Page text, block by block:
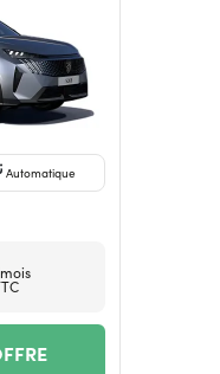
Automatique